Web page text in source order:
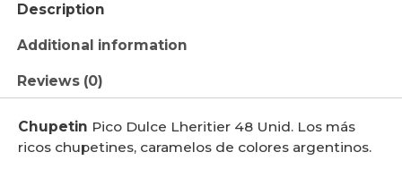
Description
Additional information
Reviews (0)
Chupetin Pico Dulce Lheritier 48 Unid. Los más
ricos chupetines, caramelos de colores argentinos.